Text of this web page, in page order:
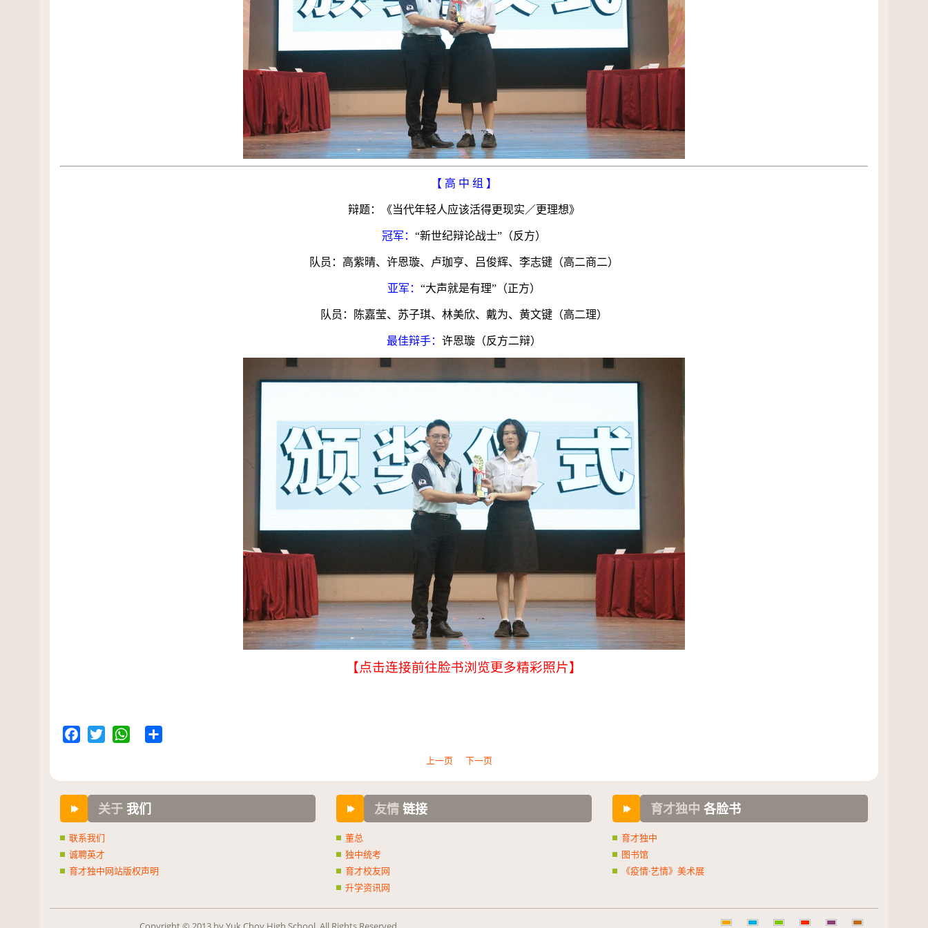
【 高 中 组 】
辩题：《当代年轻人应该活得更现实／更理想》
冠军： “新世纪辩论战士”（反方）
队员：高紫晴、许恩璇、卢珈亨、吕俊辉、李志键（高二商二）
亚军： “大声就是有理”（正方）
队员：陈嘉莹、苏子琪、林美欣、戴为、黄文键（高二理）
最佳辩手： 许恩璇（反方二辩）
【点击连接前往脸书浏览更多精彩照片】
上一页 下一页
关于 我们
联系我们
诚聘英才
育才独中网站版权声明
友情 链接
董总
独中统考
育才校友网
升学资讯网
育才独中 各脸书
育才独中
图书馆
《疫情·艺情》美术展